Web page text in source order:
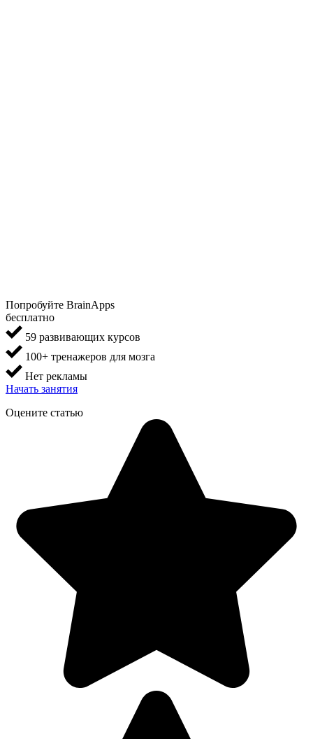
Попробуйте BrainApps
бесплатно
59 развивающих курсов
100+ тренажеров для мозга
Нет рекламы
Начать занятия
Оцените статью